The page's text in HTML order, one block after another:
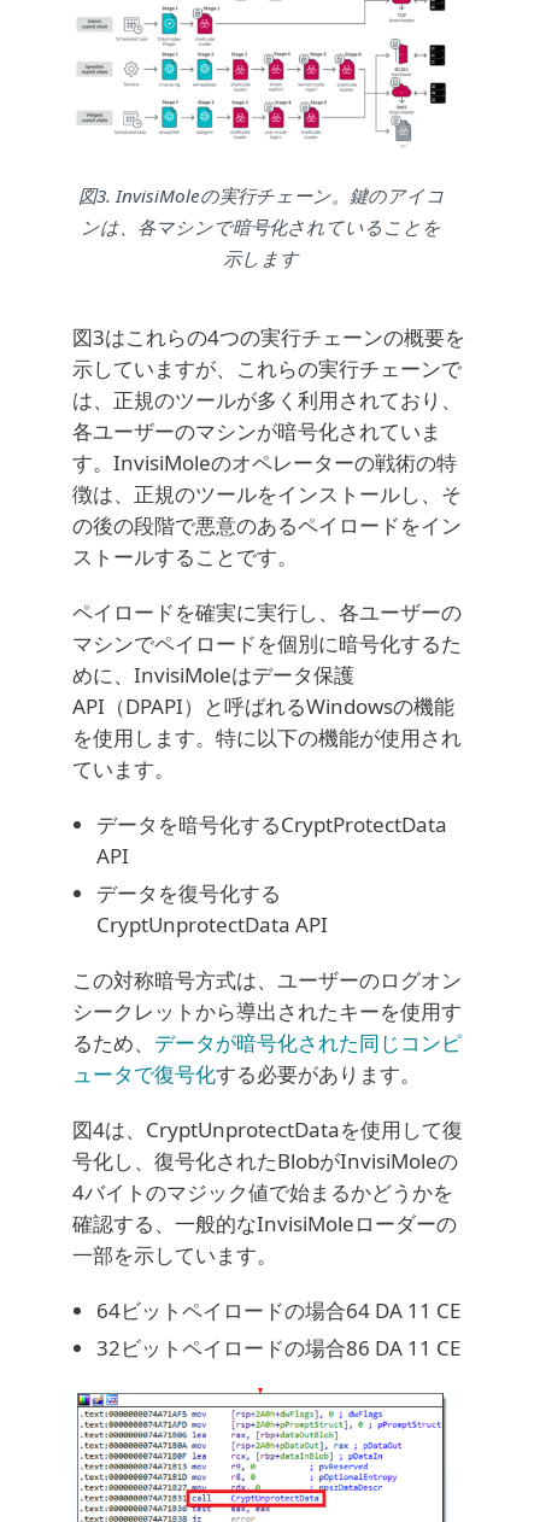
図3. InvisiMoleの実行チェーン。鍵のアイコ
ンは、各マシンで暗号化されていることを
示します
図3はこれらの4つの実行チェーンの概要を
示していますが、これらの実行チェーンで
は、正規のツールが多く利用されており、
各ユーザーのマシンが暗号化されていま
す。InvisiMoleのオペレーターの戦術の特
徴は、正規のツールをインストールし、そ
の後の段階で悪意のあるペイロードをイン
ストールすることです。
ペイロードを確実に実行し、各ユーザーの
マシンでペイロードを個別に暗号化するた
めに、InvisiMoleはデータ保護
API（DPAPI）と呼ばれるWindowsの機能
を使用します。特に以下の機能が使用され
ています。
データを暗号化するCryptProtectData
API
データを復号化する
CryptUnprotectData API
この対称暗号方式は、ユーザーのログオン
シークレットから導出されたキーを使用す
るため、 データが暗号化された同じコンピ
ュータで復号化する必要があります。
図4は、CryptUnprotectDataを使用して復
号化し、復号化されたBlobがInvisiMoleの
4バイトのマジック値で始まるかどうかを
確認する、一般的なInvisiMoleローダーの
一部を示しています。
64ビットペイロードの場合64 DA 11 CE
32ビットペイロードの場合86 DA 11 CE